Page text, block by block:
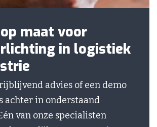
maat voor
in logistiek
advies of een demo
achter in onderstaand
van onze specialisten